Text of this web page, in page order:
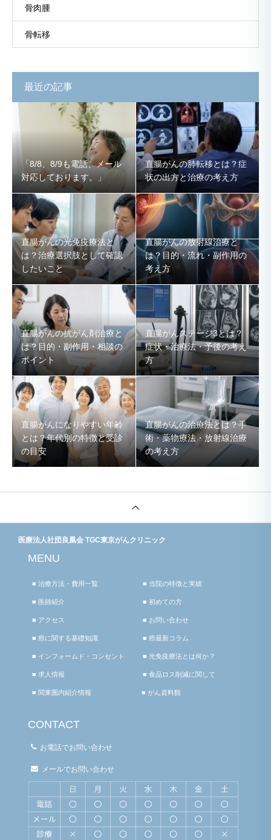
骨肉腫
骨転移
最近の記事
「8/8、8/9も電話、メール
対応しております。」
直腸がんの肺転移とは？症
状の出方と治療の考え方
直腸がんの光免疫療法と
は？治療選択肢として確認
したいこと
直腸がんの放射線治療と
は？目的・流れ・副作用の
考え方
直腸がんの抗がん剤治療と
は？目的・副作用・相談の
ポイント
直腸がんステージ3とは？
症状・治療法・予後の考え
方
直腸がんになりやすい年齢
とは？年代別の特徴と受診
の目安
直腸がんの治療法とは？手
術・薬物療法・放射線治療
の考え方
医療法人社団良凰会 TGC東京がんクリニック
MENU
■ 治療方法・費用一覧 ■ 当院の特徴と実績
■ 医師紹介 ■ 初めての方
■ アクセス ■ お問い合わせ
■ 癌に関する基礎知識 ■ 癌最新コラム
■ インフォームド・コンセント ■ 光免疫療法とは何か？
■ 求人情報 ■ 食品ロス削減に関して
■ 関東圏内紹介情報 ■ がん資料館
CONTACT
お電話でお問い合わせ
メールでお問い合わせ